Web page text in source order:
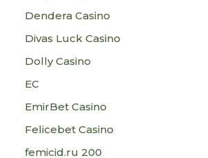
Dendera Casino
Divas Luck Casino
Dolly Casino
EC
EmirBet Casino
Felicebet Casino
femicid.ru 200